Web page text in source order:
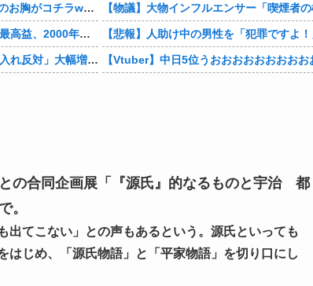
【画像】村重杏奈さん(30)のお胸がコチラwwwwwwwwwwww
デジモンがここにきて過去最高益、2000年のアニメ放送当時を上回る
【東大調査】「外国人受け入れ反対」大幅増 若い世代で多く
の合同企画展「『源氏』的なるものと宇治 都
。
出てこない」との声もあるという。源氏といっても
はじめ、「源氏物語」と「平家物語」を切り口にし